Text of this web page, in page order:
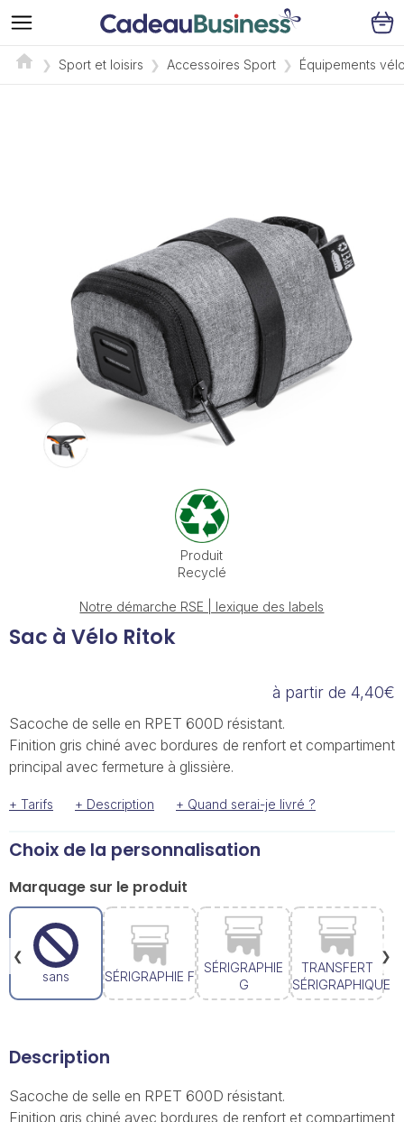
Sport et loisirs Accessoires Sport Équipements
Produit
Recyclé
Notre démarche RSE | lexique des labels
Sac à Vélo Ritok
à partir de 4,40€
Sacoche de selle en RPET 600D résistant.
Finition gris chiné avec bordures de renfort et compartiment
principal avec fermeture à glissière.
+ Tarifs + Description + Quand serai-je livré ?
Choix de la personnalisation
Marquage sur le produit
sans SÉRIGRAPHIE F
SÉRIGRAPHIE
G
TRANSFERT
SÉRIGRAPHIQUE
❯
❮
Description
Sacoche de selle en RPET 600D résistant.
Finition gris chiné avec bordures de renfort et compartiment